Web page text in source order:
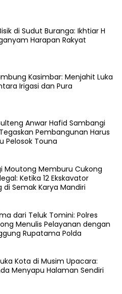
di Sudut Buranga: Ikhtiar H
Harapan Rakyat
Kasimbar: Menjahit Luka
Irigasi dan Pura
Anwar Hafid Sambangi
Pembangunan Harus
Pelosok Touna
Moutong Memburu Cukong
Ketika 12 Ekskavator
di Semak Karya Mandiri
dari Teluk Tomini: Polres
Menulis Pelayanan dengan
Rupatama Polda
Kota di Musim Upacara:
Menyapu Halaman Sendiri